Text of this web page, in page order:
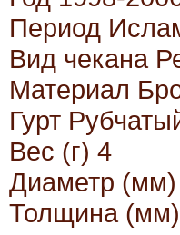
Период
Вид чекана
Материал
Гурт
Вес (г) 4
Диаметр
Толщина